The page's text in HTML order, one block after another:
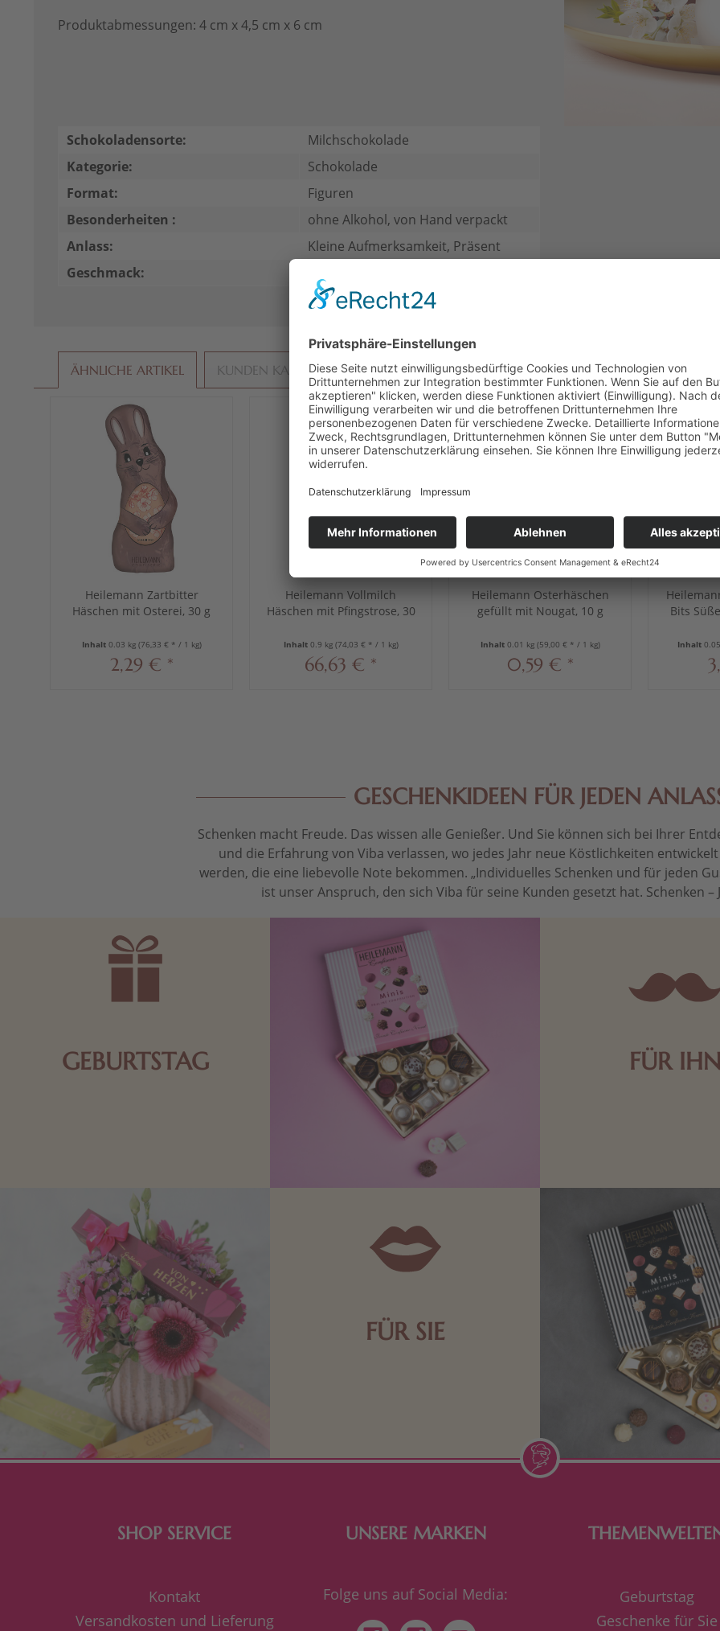
Produktabmessungen: 4 cm x 4,5 cm x 6 cm
Schokoladensorte:
Milchschokolade
Kategorie:
Schokolade
Format:
Figuren
Besonderheiten :
ohne Alkohol, von Hand verpackt
Anlass:
Kleine Aufmerksamkeit, Präsent
Geschmack:
ÄHNLICHE ARTIKEL KUNDEN KAUFTEN AUCH KUNDEN HABEN SICH EBENFALLS ANGESEHEN
Heilemann Zartbitter
Häschen mit Osterei, 30 g
Inhalt 0.03 kg (76,33 € * / 1 kg)
2,29 € *
Vorratspack
Heilemann Vollmilch
Häschen mit Pfingstrose, 30
Inhalt 0.9 kg (74,03 € * / 1 kg)
66,63 € *
Heilemann Osterhäschen
gefüllt mit Nougat, 10 g
Inhalt 0.01 kg (59,00 € * / 1 kg)
0,59 € *
Bits
Inhalt
GESCHENKIDEEN FÜR JEDEN
Schenken macht Freude. Das wissen alle Genießer. Und Sie können sich bei Ihrer
und die Erfahrung von Viba verlassen, wo jedes Jahr neue Köstlichkeiten
werden, die eine liebevolle Note bekommen. „Individuelles Schenken und für jeden
ist unser Anspruch, den sich Viba für seine Kunden gesetzt hat. Schenken –
GEBURTSTAG FÜR IHN
FÜR SIE
SHOP SERVICE
Kontakt
Versandkosten und Lieferung
UNSERE MARKEN
Folge uns auf Social Media:
Geburtstag
Geschenke für Sie